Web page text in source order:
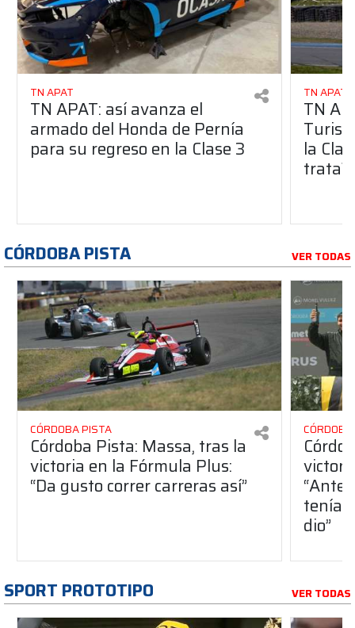
TN APAT
TN APAT: así avanza el
armado del Honda de Pernía
para su regreso en la Clase 3
TN APAT
TN
la
trata?
CÓRDOBA PISTA VER TODAS
CÓRDOBA PISTA
Córdoba Pista: Massa, tras la
victoria en la Fórmula Plus:
“Da gusto correr carreras así”
dio”
SPORT PROTOTIPO VER TODAS